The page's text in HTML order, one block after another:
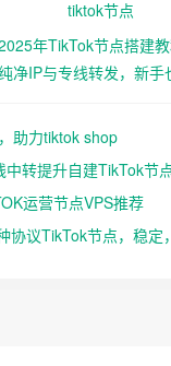
年TikTok节点搭建教
净IP与专线转发，新手
助力tiktok shop
转提升自建TikTok节
运营节点VPS推荐
协议TikTok节点，稳定